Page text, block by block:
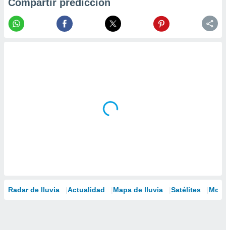
Compartir predicción
Radar de lluvia Actualidad Mapa de lluvia Satélites